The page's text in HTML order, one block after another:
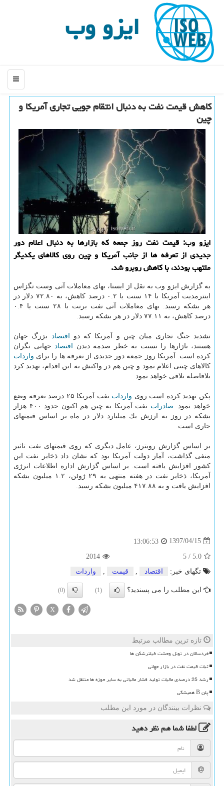
ایزو وب
منو
كاهش قیمت نفت به دنبال انتقام جویی تجاری آمریكا و
چین
ایزو وب: قیمت نفت روز جمعه كه بازارها به دنبال اعلام دور
جدیدی از تعرفه ها از جانب آمریكا و چین روی كالاهای یكدیگر
ملتهب بودند، با كاهش روبرو شد.
به گزارش ایزو وب به نقل از ایسنا، بهای معاملات آتی وست تگزاس
اینترمدیت آمریكا با ۱۴ سنت یا ۰.۲ درصد كاهش، به ۷۲.۸۰ دلار در
هر بشكه رسید. بهای معاملات آتی نفت برنت با ۲۸ سنت یا ۰.۴
درصد كاهش، به ۷۷.۱۱ دلار در هر بشكه رسید.
تشدید جنگ تجاری میان چین و آمریكا كه دو اقتصاد بزرگ جهان
هستند، بازارها را نسبت به خطر صدمه دیدن
اقتصاد جهانی نگران
كرده است. آمریكا روز جمعه دور جدیدی از تعرفه ها را برای واردات
كالاهای چینی اعلام نمود و چین هم در واكنش به این اقدام، تهدید كرد
بلافاصله تلافی خواهد نمود.
پكن تهدید كرده است روی واردات
نفت آمریكا ۲۵ درصد تعرفه وضع
خواهد نمود. صادرات
نفت آمریكا به چین هم اكنون حدود ۴۰۰ هزار
بشكه در روز به ارزش یك میلیارد دلار در ماه بر اساس قیمتهای
جاری است.
بر اساس گزارش رویترز، عامل دیگری كه روی قیمتهای نفت تاثیر
منفی گذاشت، آمار دولت آمریكا بود كه نشان داد ذخایر نفت این
كشور افزایش یافته است. بر اساس گزارش اداره اطلاعات انرژی
آمریكا، ذخایر نفت در هفته منتهی به ۲۹ ژوئن، ۱.۲ میلیون بشكه
افزایش یافت و به ۴۱۷.۸۸ میلیون بشكه رسید.
1397/04/15
13:06:53
5.0
/
5
2014
تگهای خبر:
اقتصاد , قیمت , واردات
این مطلب را می پسندید؟ (1)
(0)
X
تازه ترین مطالب مرتبط
خردسالان در تونل وحشت فیلترشکن ها
ثبات قیمت نفت در بازار جهانی
رشد 25 درصدی مالیات تولید فشار مالیاتی به سایر حوزه ها منتقل شد
پلن B همیشگی
نظرات بینندگان در مورد این مطلب
لطفا شما همنظر دهید